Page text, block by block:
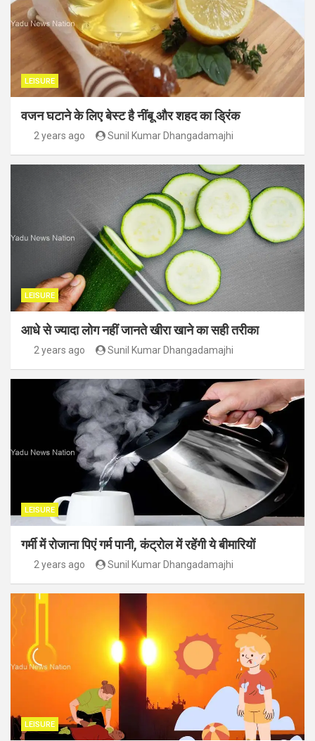
LEISURE
वजन घटाने के लिए बेस्ट है नींबू और शहद का ड्रिंक
2 years ago Sunil Kumar Dhangadamajhi
LEISURE
आधे से ज्यादा लोग नहीं जानते खीरा खाने का सही तरीका
2 years ago Sunil Kumar Dhangadamajhi
LEISURE
गर्मी में रोजाना पिएं गर्म पानी, कंट्रोल में रहेंगी ये बीमारियों
2 years ago Sunil Kumar Dhangadamajhi
LEISURE